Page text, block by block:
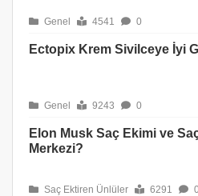
Genel 4541 0
Ectopix Krem Sivilceye İyi
Genel 9243 0
Elon Musk Saç Ekimi ve
Merkezi?
Saç Ektiren Ünlüler 6291